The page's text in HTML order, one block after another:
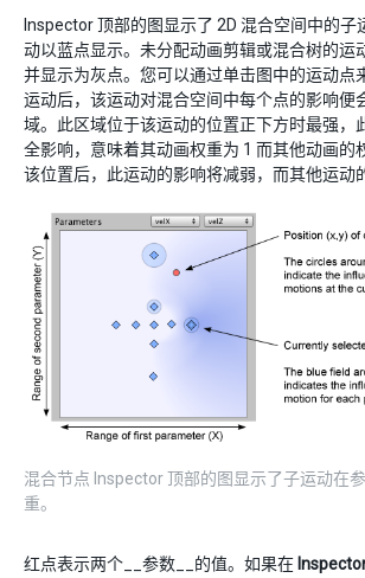
Inspector 顶部的图显示了 2D 混合空间中的子
动以蓝点显示。未分配动画剪辑或混合树的运
并显示为灰点。您可以通过单击图中的运动点
运动后，该运动对混合空间中每个点的影响便
域。此区域位于该运动的位置正下方时最强，
全影响，意味着其动画权重为 1 而其他动画的
该位置后，此运动的影响将减弱，而其他运动
混合节点 Inspector 顶部的图显示了子运动在
重。
红点表示两个__参数__的值。如果在